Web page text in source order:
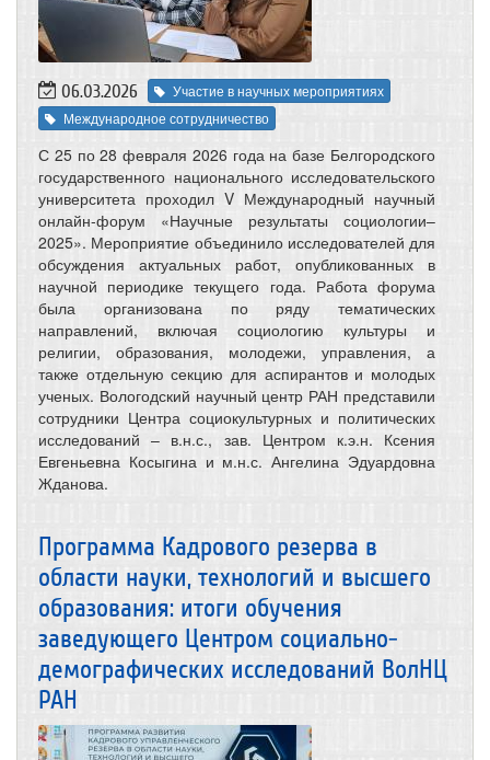
06.03.2026
Участие в научных мероприятиях
Международное сотрудничество
С 25 по 28 февраля 2026 года на базе Белгородского
государственного национального исследовательского
университета проходил V Международный научный
онлайн-форум «Научные результаты социологии–
2025». Мероприятие объединило исследователей для
обсуждения актуальных работ, опубликованных в
научной периодике текущего года. Работа форума
была организована по ряду тематических
направлений, включая социологию культуры и
религии, образования, молодежи, управления, а
также отдельную секцию для аспирантов и молодых
ученых. Вологодский научный центр РАН представили
сотрудники Центра социокультурных и политических
исследований – в.н.с., зав. Центром к.э.н. Ксения
Евгеньевна Косыгина и м.н.с. Ангелина Эдуардовна
Жданова.
Программа Кадрового резерва в
области науки, технологий и высшего
образования: итоги обучения
заведующего Центром социально-
демографических исследований ВолНЦ
РАН